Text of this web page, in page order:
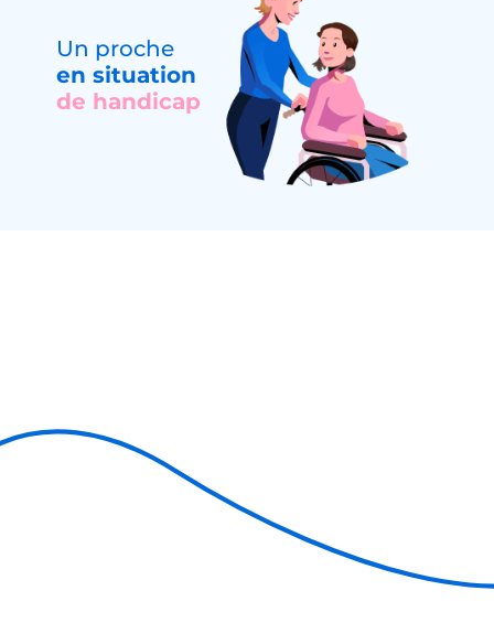
Un proche
en situation
de handicap